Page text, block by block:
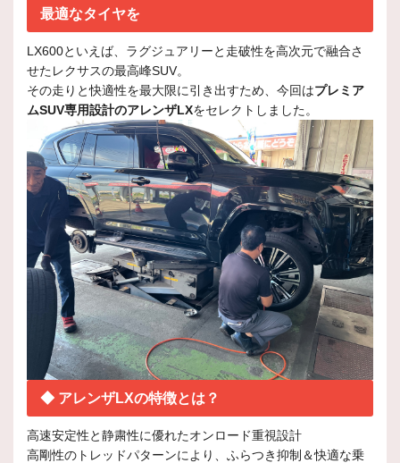
最適なタイヤを
LX600といえば、ラグジュアリーと走破性を高次元で融合さ
せたレクサスの最高峰SUV。
その走りと快適性を最大限に引き出すため、今回はプレミア
ムSUV専用設計のアレンザLXをセレクトしました。
◆ アレンザLXの特徴とは？
高速安定性と静粛性に優れたオンロード重視設計
高剛性のトレッドパターンにより、ふらつき抑制＆快適な乗